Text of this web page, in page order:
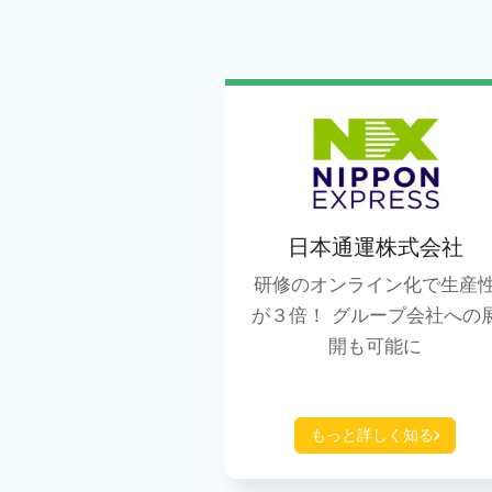
日本通運株式会社
研修のオンライン化で生産
が３倍！ グループ会社への
開も可能に
もっと詳しく知る